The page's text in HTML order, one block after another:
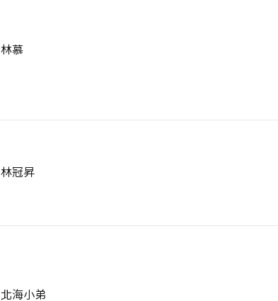
林慕
林冠昇
北海小弟